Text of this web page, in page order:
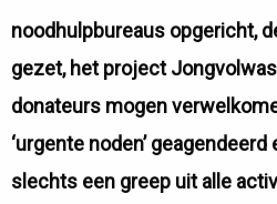
noodhulpbureaus opgericht,
gezet, het project
donateurs mogen
‘urgente noden’
slechts een greep uit alle